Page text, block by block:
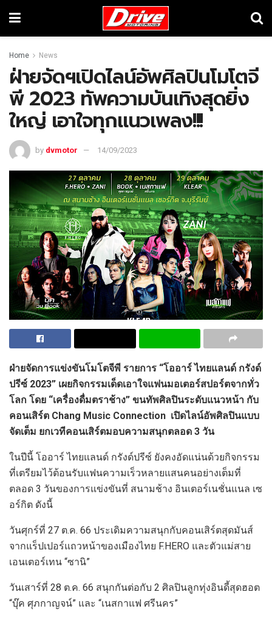
Home News
ฝ่ายจัดฯเปิดไลน์อัพศิลปินโมโตจี
พี 2023 ทัพความบันเทิงสุดยิ่ง
ใหญ่ เอาใจทุกแนวเพลง!!!
by dvmotor 14/09/2023
ฝ่ายจัดการแข่งขันโมโตจีพี รายการ “โออาร์ ไทยแลนด์ กรังด์
ปรีซ์ 2023” เผยกิจกรรมเด็ดเอาใจแฟนมอเตอร์สปอร์ตจากทั่ว
โลก โดย “เครื่องดื่มตราช้าง” ขนทัพศิลปินระดับแนวหน้า กับ
คอนเสิร์ต Chang Music Connection เปิดไลน์อัพศิลปินแบบ
จัดเต็ม ยกเวทีคอนเสิร์ตมอบความสนุกตลอด 3 วัน
ในปีนี้ โออาร์ ไทยแลนด์ กรังด์ปรีซ์ ยังคงอัดแน่นด้วยกิจกรรม
ที่เตรียมไว้ต้อนรับแฟนความเร็วหลายแสนคนอย่างเต็มที่
ตลอด 3 วันของการแข่งขันที่ สนามช้าง อินเตอร์เนชั่นแนล เซ
อร์กิต ดังนี้
วันศุกร์ที่ 27 ต.ค. 66 ประเดิมความสนุกกับคอนเสิร์ตสุดมันส์
จากแร็ปเปอร์แถวหน้าของเมืองไทย F.HERO และตัวแม่สาย
เอนเตอร์เทน “ซานิ”
วันเสาร์ที่ 28 ต.ค. 66 สนุกกันต่อกับ 2 ศิลปินลูกทุ่งอินดี้สุดฮอต
“บุ๊ค ศุภกาญจน์” และ “เนสกาแฟ ศรีนคร”